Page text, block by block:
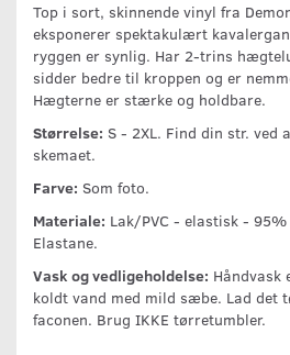
Top i sort, skinnende vinyl fra
eksponerer spektakulært
ryggen er synlig. Har 2-trins
sidder bedre til kroppen og er
Hægterne er stærke og holdbare.
Størrelse: S - 2XL. Find din str. ved
skemaet.
Farve: Som foto.
Materiale: Lak/PVC - elastisk -
Elastane.
Vask og vedligeholdelse: Håndvask
koldt vand med mild sæbe. Lad det
faconen. Brug IKKE tørretumbler.